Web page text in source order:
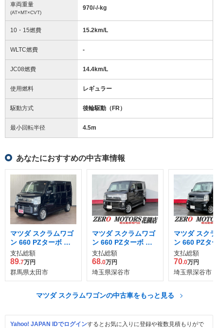
車両重量
(AT×MT×CVT)
970/-/-kg
10・15燃費 15.2km/L
WLTC燃費 -
JC08燃費 14.4km/L
使用燃料 レギュラー
駆動方式 後輪駆動（FR）
最小回転半径 4.5m
あなたにおすすめの中古車情報
マツダ スクラムワゴ
ン 660 PZターボ ロ
ールーフ
支払総額
89.7万円
群馬県太田市
マツダ スクラムワゴ
ン 660 PZターボ ロ
ールーフ
支払総額
68.0万円
埼玉県深谷市
マツダ スク
ン 660 PZタ
ペシャルパッ
ロールーフ
支払総額
70.0万円
埼玉県深谷市
マツダ スクラムワゴンの中古車をもっと見る
Yahoo! JAPAN IDでログインするとお気に入りに登録や複数見積もりがで